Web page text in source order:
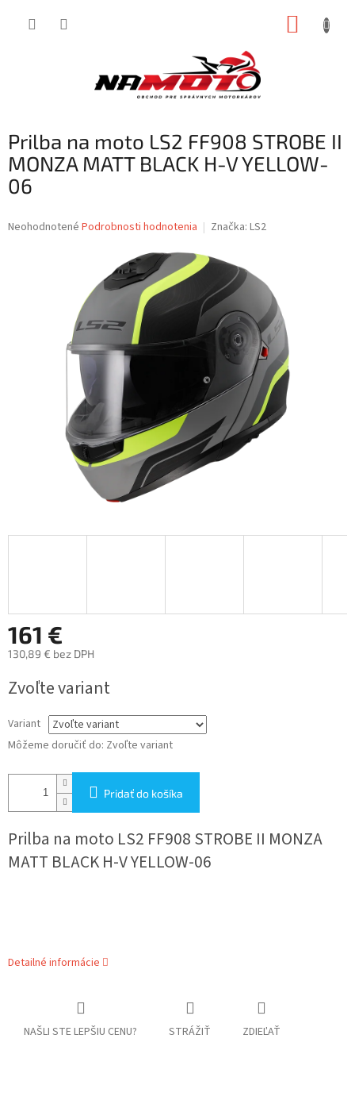
Prilba na moto LS2 FF908 STROBE II
MONZA MATT BLACK H-V YELLOW-
06
Priemerné
Neohodnotené Podrobnosti hodnotenia Značka: LS2
161 €
130,89 € bez DPH
cena:
Zvoľte variant
Variant
Môžeme doručiť do: Zvoľte variant
Pridať do košíka
Prilba na moto LS2 FF908 STROBE II MONZA
MATT BLACK H-VYELLOW-06
Detailné informácie
NAŠLI STE LEPŠIU CENU? STRÁŽIŤ ZDIEĽAŤ